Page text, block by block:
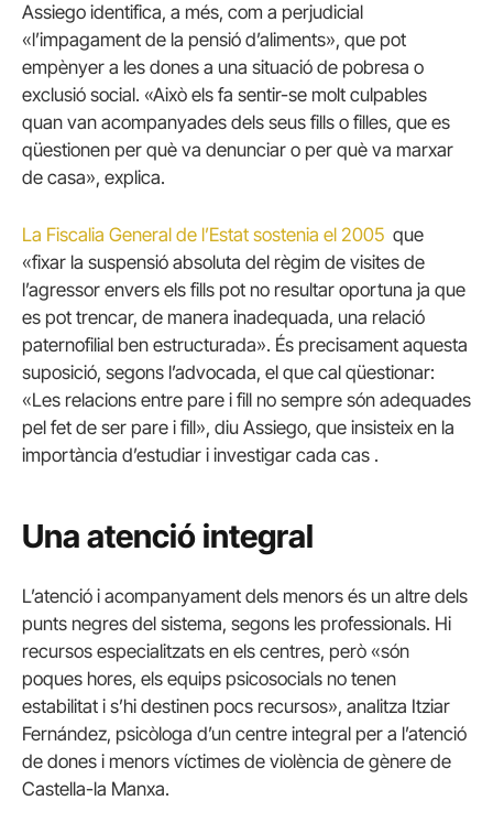
Assiego identifica, a més, com a perjudicial
«l’impagament de la pensió d’aliments», que pot
empènyer a les dones a una situació de pobresa o
exclusió social. «Això els fa sentir-se molt culpables
quan van acompanyades dels seus fills o filles, que es
qüestionen per què va denunciar o per què va marxar
de casa», explica.
La Fiscalia General de l’Estat sostenia el 2005 que
«fixar la suspensió absoluta del règim de visites de
l’agressor envers els fills pot no resultar oportuna ja que
es pot trencar, de manera inadequada, una relació
paternofilial ben estructurada». És precisament aquesta
suposició, segons l’advocada, el que cal qüestionar:
«Les relacions entre pare i fill no sempre són adequades
pel fet de ser pare i fill», diu Assiego, que insisteix en la
importància d’estudiar i investigar cada cas .
Una atenció integral
L’atenció i acompanyament dels menors és un altre dels
punts negres del sistema, segons les professionals. Hi
recursos especialitzats en els centres, però «són
poques hores, els equips psicosocials no tenen
estabilitat i s’hi destinen pocs recursos», analitza Itziar
Fernández, psicòloga d’un centre integral per a l’atenció
de dones i menors víctimes de violència de gènere de
Castella-la Manxa.